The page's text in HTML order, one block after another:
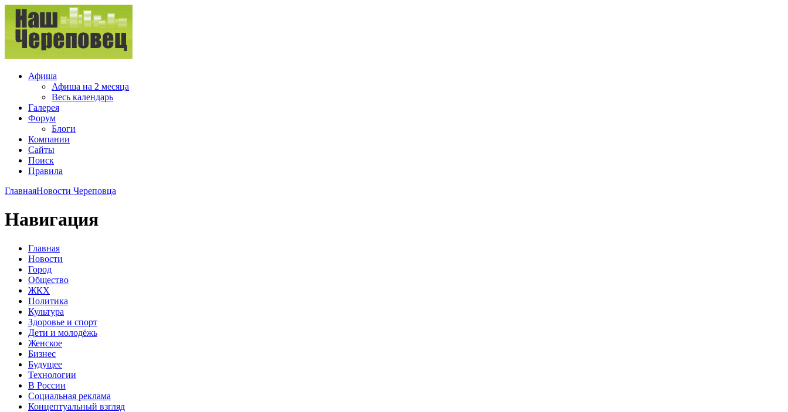
Афиша
Афиша на 2 месяца
Весь календарь
Галерея
Форум
Блоги
Компании
Сайты
Поиск
Правила
ГлавнаяНовости Череповца
Навигация
Главная
Новости
Город
Общество
ЖКХ
Политика
Культура
Здоровье и спорт
Дети и молодёжь
Женское
Бизнес
Будущее
Технологии
В России
Социальная реклама
Концептуальный взгляд